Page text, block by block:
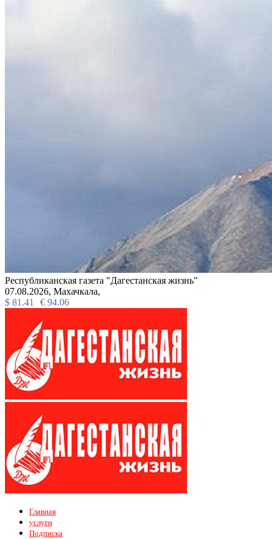
Республиканская газета "Дагестанская жизнь"
07.08.2026, Махачкала,
$ 81.41 € 94.06
Главная
услуги
Подписка